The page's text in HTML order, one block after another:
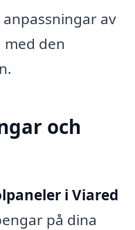
av
den
och
i Viared
på dina